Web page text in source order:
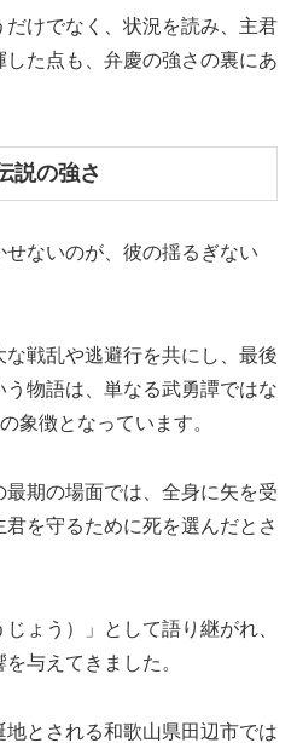
けでなく、状況を読み、主君
た点も、弁慶の強さの裏にあ
説の強さ
ないのが、彼の揺るぎない
戦乱や逃避行を共にし、最後
う物語は、単なる武勇譚ではな
象徴となっています。
期の場面では、全身に矢を受
を守るために死を選んだとさ
ょう）」として語り継がれ、
与えてきました。
地とされる和歌山県田辺市では